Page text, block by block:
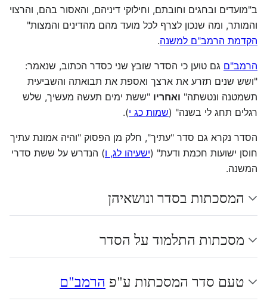
ב"מועדים ובחגים וחובתם, וחילוקי דיניהם, והאסור בהם, והרצוי
והמותר, ומה שנכון לצרף לכל מועד מהם מהדינים והמצות"
הקדמת הרמב"ם למשנה.
הרמב"ם גם טוען כי הסדר שובץ שני כסדר הכתוב, שנאמר:
"ושש שנים תזרע את ארצך ואספת את תבואתה והשביעית
תשמטנה ונטשתה" ואחריו "ששת ימים תעשה מעשיך, שלש
רגלים תחג לי בשנה" (שמות כג י).
הסדר נקרא גם סדר "עתיך", חלק מן הפסוק "והיה אמונת עתיך
חוסן ישועות חכמת ודעת" (ישעיהו לג, ו) הנדרש על ששת סדרי
המשנה.
המסכתות בסדר ונושאיהן
מסכתות התלמוד על הסדר
טעם סדר המסכתות ע"פ הרמב"ם